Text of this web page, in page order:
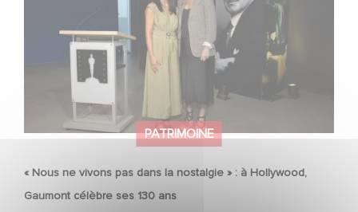
PATRIMOINE
« Nous ne vivons pas dans la nostalgie » : à Hollywood,
Gaumont célèbre ses 130 ans